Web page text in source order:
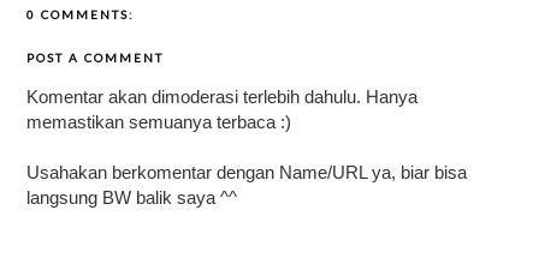
0 COMMENTS:
POST A COMMENT
Komentar akan dimoderasi terlebih dahulu. Hanya
memastikan semuanya terbaca :)
Usahakan berkomentar dengan Name/URL ya, biar bisa
langsung BW balik saya ^^